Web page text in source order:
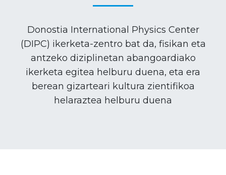
Donostia International Physics Center
(DIPC) ikerketa-zentro bat da, fisikan eta
antzeko diziplinetan abangoardiako
ikerketa egitea helburu duena, eta era
berean gizarteari kultura zientifikoa
helaraztea helburu duena